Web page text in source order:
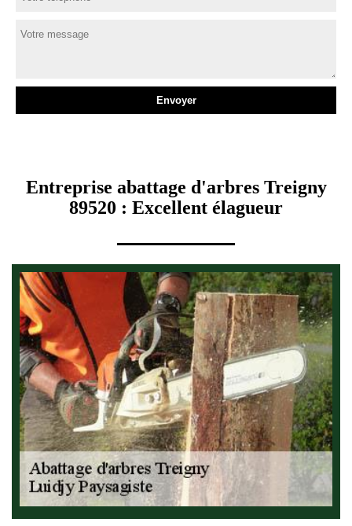
Entreprise abattage d'arbres Treigny
89520 : Excellent élagueur